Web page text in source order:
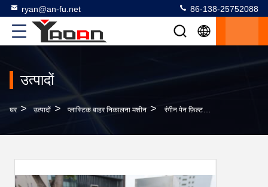
ryan@an-fu.net 86-138-25752088
उत्पादों
घर > उत्पादों > प्लास्टिक बाहर निकालना मशीन > रंगीन पेन फ़िल्टर इंक जलाशय उत्पादन लाइन, लेखन लेखन उत्पादों के लिए इंक जलाशय